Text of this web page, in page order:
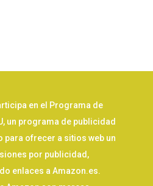
en el Programa de
un programa de publicidad
para ofrecer a sitios web un
por publicidad,
enlaces a Amazon.es.